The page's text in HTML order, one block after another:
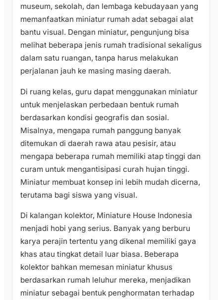
museum, sekolah, dan lembaga kebudayaan yang
memanfaatkan miniatur rumah adat sebagai alat
bantu visual. Dengan miniatur, pengunjung bisa
melihat beberapa jenis rumah tradisional sekaligus
dalam satu ruangan, tanpa harus melakukan
perjalanan jauh ke masing masing daerah.
Di ruang kelas, guru dapat menggunakan miniatur
untuk menjelaskan perbedaan bentuk rumah
berdasarkan kondisi geografis dan sosial.
Misalnya, mengapa rumah panggung banyak
ditemukan di daerah rawa atau pesisir, atau
mengapa beberapa rumah memiliki atap tinggi dan
curam untuk mengantisipasi curah hujan tinggi.
Miniatur membuat konsep ini lebih mudah dicerna,
terutama bagi siswa yang visual.
Di kalangan kolektor, Miniature House Indonesia
menjadi hobi yang serius. Banyak yang berburu
karya perajin tertentu yang dikenal memiliki gaya
khas atau tingkat detail luar biasa. Beberapa
kolektor bahkan memesan miniatur khusus
berdasarkan rumah leluhur mereka, menjadikan
miniatur sebagai bentuk penghormatan terhadap